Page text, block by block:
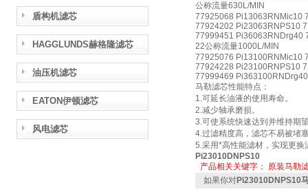
盾构机滤芯
HAGGLUNDS赫格隆滤芯
油压机滤芯
EATON伊顿滤芯
风电滤芯
公称流量630L/MIN
77925068 Pi13063RNMic10
77924202 Pi23063RNPS10
77999451 Pi36063RNDrg40
22公称流量1000L/MIN
77925076 Pi13100RNMic10
77924228 Pi23100RNPS10
77999469
马勒滤芯性能特点：
1.可延长油液的使用寿命。
2.减少轴承磨损。
3.可使系统快速达到并维持期
4.过滤精度高，滤芯不易被堵
5.采用*高性能滤材，实现更
Pi23010DNPS10
产品相关关键字： 原装马勒
如果你对Pi23010DNPS10